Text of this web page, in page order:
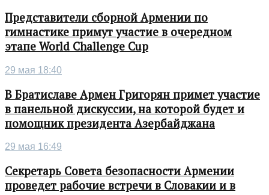
Представители сборной Армении по
гимнастике примут участие в очередном
этапе World Challenge Cup
29 мая 18:40
В Братиславе Армен Григорян примет участие
в панельной дискуссии, на которой будет и
помощник президента Азербайджана
29 мая 16:49
Секретарь Совета безопасности Армении
проведет рабочие встречи в Словакии и в